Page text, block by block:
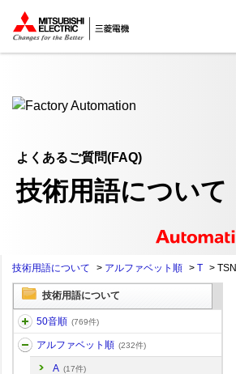
ここから本文
よくあるご質問(FAQ)
技術用語について
技術用語について > アルファベット順 > T > TSN
技術用語について
50音順 (769件)
アルファベット順 (232件)
A (17件)